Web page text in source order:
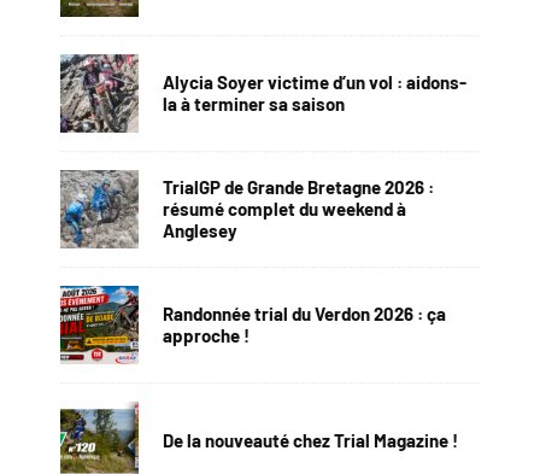
Alycia Soyer victime d’un vol : aidons-
la à terminer sa saison
TrialGP de Grande Bretagne 2026 :
résumé complet du weekend à
Anglesey
Randonnée trial du Verdon 2026 : ça
approche !
De la nouveauté chez Trial Magazine !